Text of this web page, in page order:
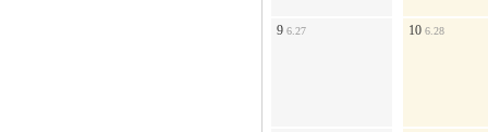
9 6.27 10 6.28